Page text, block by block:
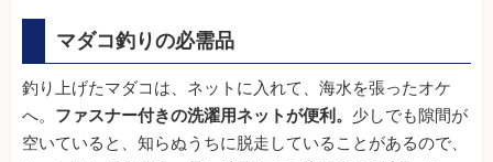
マダコ釣りの必需品
釣り上げたマダコは、ネットに入れて、海水を張ったオケ
へ。 ファスナー付きの洗濯用ネットが便利。 少しでも隙間が
空いていると、知らぬうちに脱走していることがあるので、